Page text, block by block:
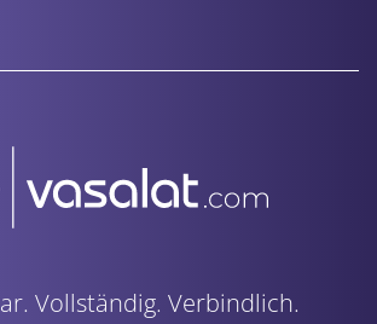
Vollständig. Verbindlich.